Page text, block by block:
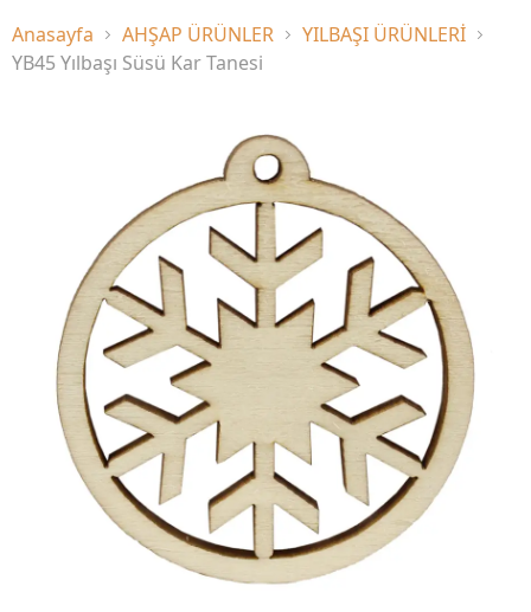
Anasayfa AHŞAP ÜRÜNLER
YILBAŞI ÜRÜNLERİ
YB45 Yılbaşı Süsü Kar Tanesi